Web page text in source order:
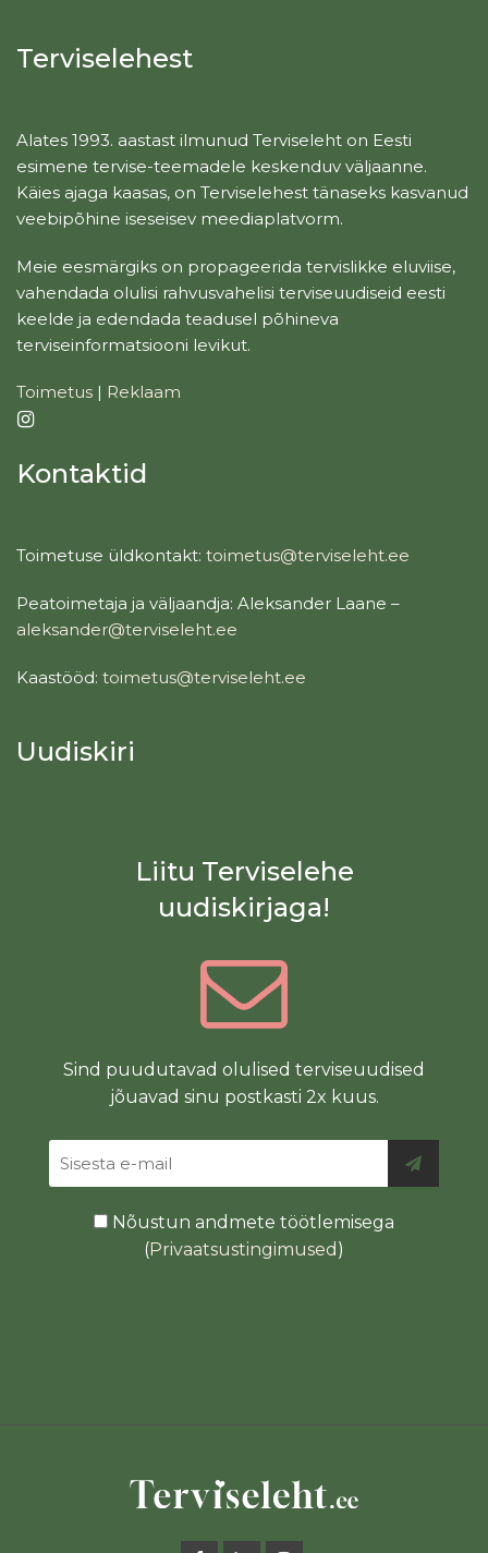
Terviselehest
Alates 1993. aastast ilmunud Terviseleht on Eesti
esimene tervise-teemadele keskenduv väljaanne.
Käies ajaga kaasas, on Terviselehest tänaseks kasvanud
veebipõhine iseseisev meediaplatvorm.
Meie eesmärgiks on propageerida tervislikke eluviise,
vahendada olulisi rahvusvahelisi terviseuudiseid eesti
keelde ja edendada teadusel põhineva
terviseinformatsiooni levikut.
Toimetus | Reklaam
Kontaktid
Toimetuse üldkontakt: toimetus@terviseleht.ee
Peatoimetaja ja väljaandja: Aleksander Laane –
aleksander@terviseleht.ee
Kaastööd: toimetus@terviseleht.ee
Uudiskiri
Liitu Terviselehe
uudiskirjaga!
Sind puudutavad olulised terviseuudised
jõuavad sinu postkasti 2x kuus.
Nõustun andmete töötlemisega
(Privaatsustingimused )